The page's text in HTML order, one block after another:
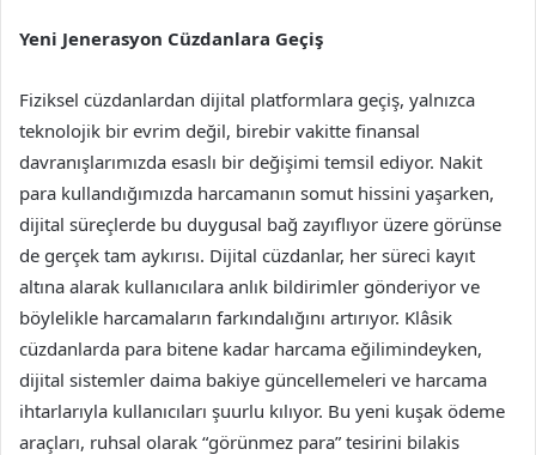
Yeni Jenerasyon Cüzdanlara Geçiş
Fiziksel cüzdanlardan dijital platformlara geçiş, yalnızca
teknolojik bir evrim değil, birebir vakitte finansal
davranışlarımızda esaslı bir değişimi temsil ediyor. Nakit
para kullandığımızda harcamanın somut hissini yaşarken,
dijital süreçlerde bu duygusal bağ zayıflıyor üzere görünse
de gerçek tam aykırısı. Dijital cüzdanlar, her süreci kayıt
altına alarak kullanıcılara anlık bildirimler gönderiyor ve
böylelikle harcamaların farkındalığını artırıyor. Klâsik
cüzdanlarda para bitene kadar harcama eğilimindeyken,
dijital sistemler daima bakiye güncellemeleri ve harcama
ihtarlarıyla kullanıcıları şuurlu kılıyor. Bu yeni kuşak ödeme
araçları, ruhsal olarak “görünmez para” tesirini bilakis